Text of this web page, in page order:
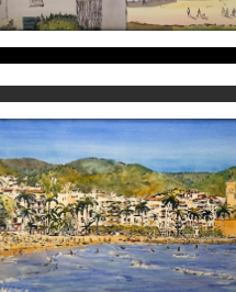
SITGES
Maite Farreres
3.250€